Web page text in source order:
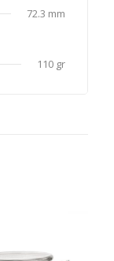
72.3 mm
110 gr